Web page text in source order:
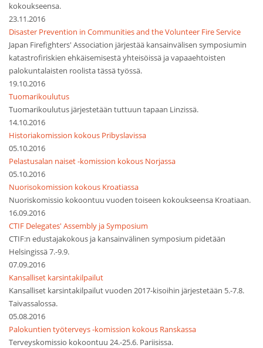
kokoukseensa.
23.11.2016
Disaster Prevention in Communities and the Volunteer Fire Service
Japan Firefighters' Association järjestää kansainvälisen symposiumin
katastrofiriskien ehkäisemisestä yhteisöissä ja vapaaehtoisten
palokuntalaisten roolista tässä työssä.
19.10.2016
Tuomarikoulutus
Tuomarikoulutus järjestetään tuttuun tapaan Linzissä.
14.10.2016
Historiakomission kokous Pribyslavissa
05.10.2016
Pelastusalan naiset -komission kokous Norjassa
05.10.2016
Nuorisokomission kokous Kroatiassa
Nuoriskomissio kokoontuu vuoden toiseen kokoukseensa Kroatiaan.
16.09.2016
CTIF Delegates' Assembly ja Symposium
CTIF:n edustajakokous ja kansainvälinen symposium pidetään
Helsingissä 7.-9.9.
07.09.2016
Kansalliset karsintakilpailut
Kansalliset karsintakilpailut vuoden 2017-kisoihin järjestetään 5.-7.8.
Taivassalossa.
05.08.2016
Palokuntien työterveys -komission kokous Ranskassa
Terveyskomissio kokoontuu 24.-25.6. Pariisissa.